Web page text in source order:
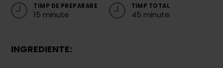
Sirop / Compot
Sosuri și Condimente
TIMP DE PREPARARE
15 minute
TIMP TOTAL
45 minute
INGREDIENTE: